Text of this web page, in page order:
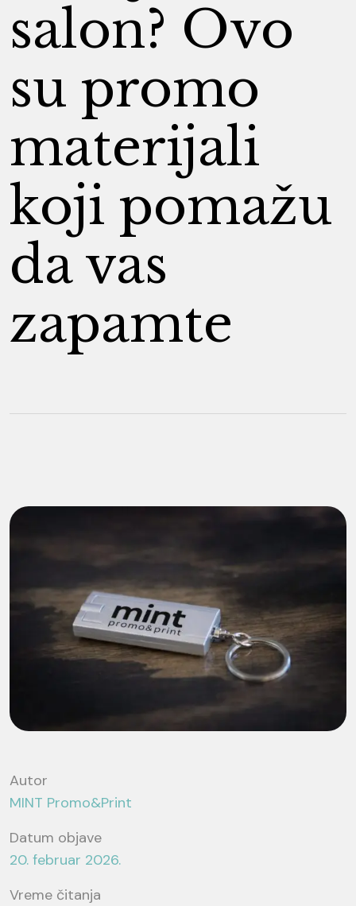
salon? Ovo
su promo
materijali
koji pomažu
da vas
zapamte
Autor
MINT Promo&Print
Datum objave
20. februar 2026.
Vreme čitanja